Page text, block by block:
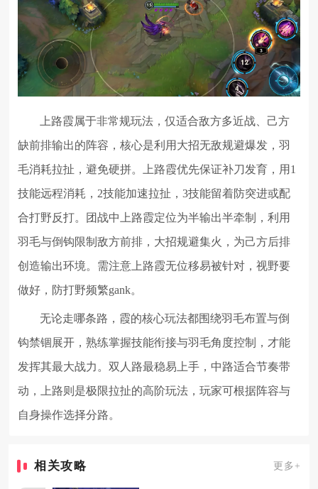
上路霞属于非常规玩法，仅适合敌方多近战、己方
缺前排输出的阵容，核心是利用大招无敌规避爆发，羽
毛消耗拉扯，避免硬拼。上路霞优先保证补刀发育，用1
技能远程消耗，2技能加速拉扯，3技能留着防突进或配
合打野反打。团战中上路霞定位为半输出半牵制，利用
羽毛与倒钩限制敌方前排，大招规避集火，为己方后排
创造输出环境。需注意上路霞无位移易被针对，视野要
做好，防打野频繁gank。
无论走哪条路，霞的核心玩法都围绕羽毛布置与倒
钩禁锢展开，熟练掌握技能衔接与羽毛角度控制，才能
发挥其最大战力。双人路最稳易上手，中路适合节奏带
动，上路则是极限拉扯的高阶玩法，玩家可根据阵容与
自身操作选择分路。
相关攻略 更多+